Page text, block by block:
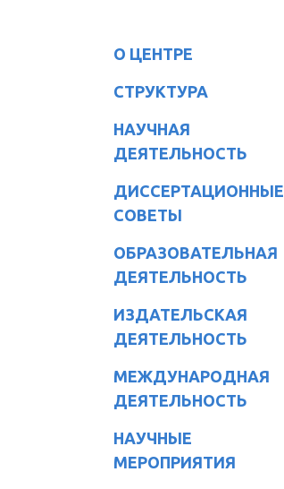
О ЦЕНТРЕ
СТРУКТУРА
НАУЧНАЯ
ДЕЯТЕЛЬНОСТЬ
ДИССЕРТАЦИОННЫЕ
СОВЕТЫ
ОБРАЗОВАТЕЛЬНАЯ
ДЕЯТЕЛЬНОСТЬ
ИЗДАТЕЛЬСКАЯ
ДЕЯТЕЛЬНОСТЬ
МЕЖДУНАРОДНАЯ
ДЕЯТЕЛЬНОСТЬ
НАУЧНЫЕ
МЕРОПРИЯТИЯ